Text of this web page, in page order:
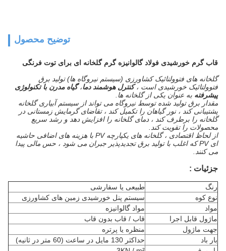
توضیح محصول
قاب گرم خورشیدی فولاد گالوانیزه گرم گلخانه ای برای توت فرنگی
گلخانه های فتوولتائیک کشاورزی (سیستم نیروگاه ها) تولید برق
فتوولتائیک خورشیدی است ،کنترل هوشمند دما،گیاه مدرن با تکنولوژی
پیشرفته به عنوان یکی از گلخانه ها.
مقدار برق تولید شده توسط نیروگاه می تواند از سیستم آبیاری گلخانه
پشتیبانی کند ، نور گیاهان را تکمیل کند ، تقاضای گرمایش زمستانی در
گلخانه را برطرف کند ، دمای گلخانه را افزایش دهد و رشد سریع
محصولات را تقویت کند.
از لحاظ اقتصادی ، گلخانه های یکپارچه PV با هزینه های اضافی حاشیه
ای PV که اغلب با تولید برق تجدیدپذیر جبران می شود ، حس مالی پیدا
می کنند.
جزئیات :
رنگ
طبیعی یا سفارشی
نوع کوه
سیستم پنل خورشیدی زمین های کشاورزی
مواد
مواد گالوانیزه
ماژول قابل اجرا
قاب / قاب بدون قاب
جهت ماژول
منظره یا پرتره
بار باد
حداکثر 130 مایل در ساعت (60 متر در ثانیه)